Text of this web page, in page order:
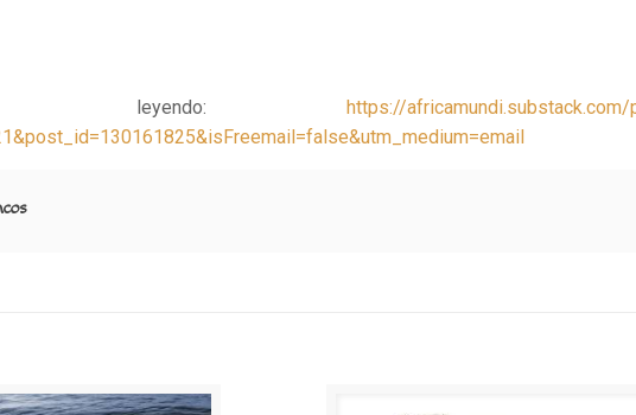
leyendo: https://